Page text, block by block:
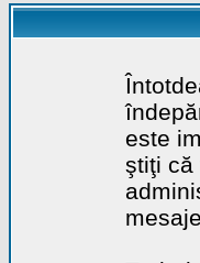
este
ştiţi că